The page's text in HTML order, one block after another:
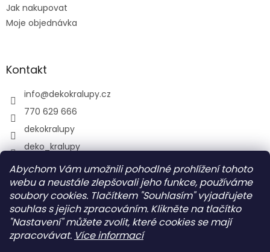
Abychom Vám umožnili pohodlné prohlížení tohoto
webu a neustále zlepšovali jeho funkce, používáme
soubory cookies. Tlačítkem "Souhlasím" vyjadřujete
souhlas s jejich zpracováním. Klikněte na tlačítko
"Nastavení" můžete zvolit, které cookies se mají
zpracovávat. Více informací
Jak nakupovat
Moje objednávka
Kontakt
info@dekokralupy.cz
770 629 666
dekokralupy
deko_kralupy
Vyhledávání
HLEDAT